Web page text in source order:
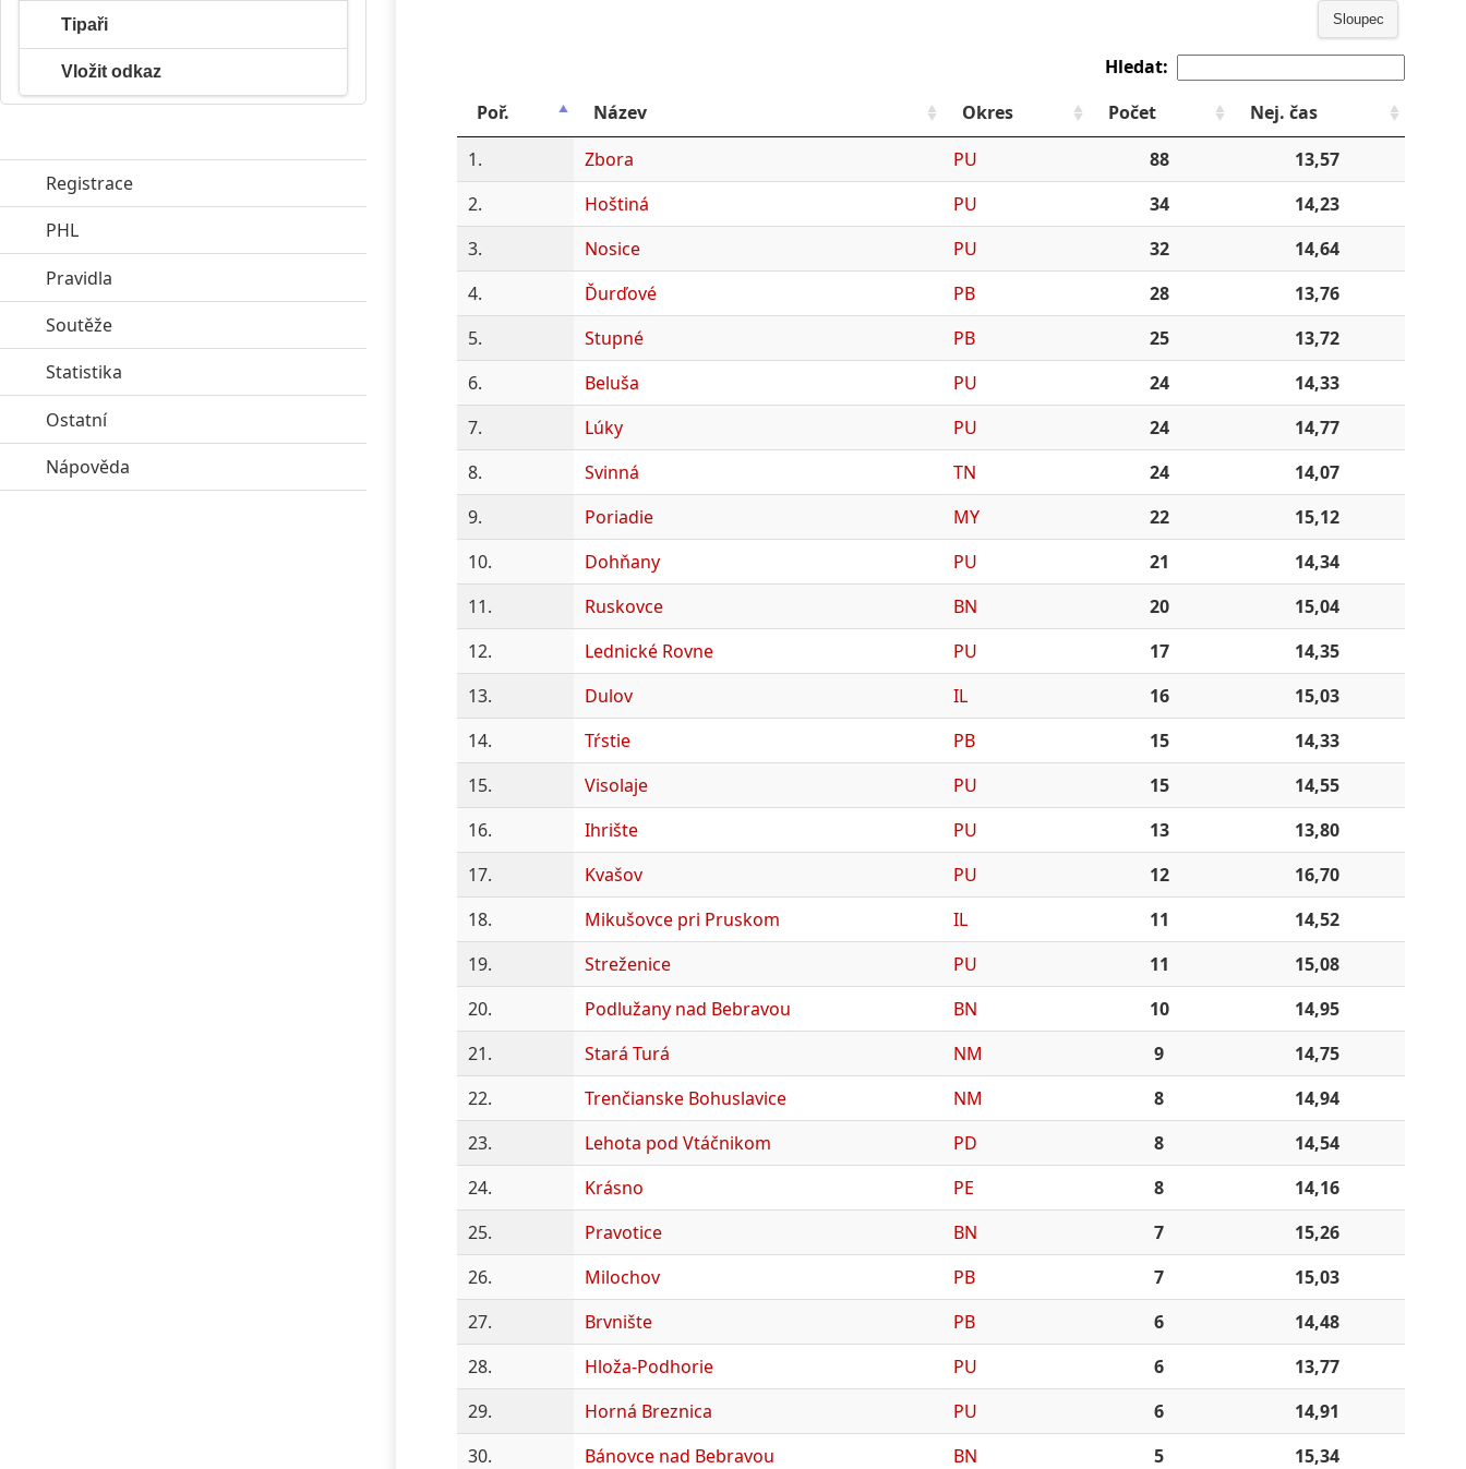
Sloupec
Hledat:
Poř.
Název Okres Počet
Nej. čas
1.
Zbora PU 88
13,57
2.
Hoštiná PU 34
14,23
3.
Nosice PU 32
14,64
4.
Ďurďové PB 28
13,76
5.
Stupné PB 25
13,72
6.
Beluša PU 24
14,33
7.
Lúky PU 24
14,77
8.
Svinná TN 24
14,07
9.
Poriadie MY 22
15,12
10.
Dohňany PU 21
14,34
11.
Ruskovce BN 20
15,04
12.
Lednické Rovne PU 17
14,35
13.
Dulov IL 16
15,03
14.
Tŕstie PB 15
14,33
15.
Visolaje PU 15
14,55
16.
Ihrište PU 13
13,80
17.
Kvašov PU 12
16,70
18.
Mikušovce pri Pruskom IL 11
14,52
19.
Streženice PU 11
15,08
20.
Podlužany nad Bebravou BN 10
14,95
21.
Stará Turá NM 9
14,75
22.
Trenčianske Bohuslavice NM 8
14,94
23.
Lehota pod Vtáčnikom PD 8
14,54
24.
Krásno PE 8
14,16
25.
Pravotice BN 7
15,26
26.
Milochov PB 7
15,03
27.
Brvnište PB 6
14,48
28.
Hloža-Podhorie PU 6
13,77
29.
Horná Breznica PU 6
14,91
30.
Bánovce nad Bebravou BN 5
15,34
Tipaři
Vložit odkaz
Registrace
PHL
Pravidla
Soutěže
Statistika
Ostatníclick to expand contents
Nápověda